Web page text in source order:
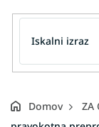
Domov ZA